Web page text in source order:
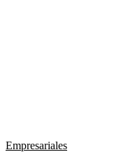
Empresariales